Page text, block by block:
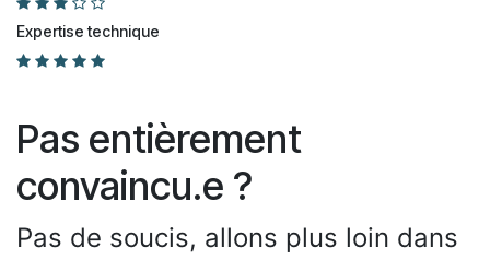
Expertise technique
Pas entièrement
convaincu.e ?
Pas de soucis, allons plus loin dans